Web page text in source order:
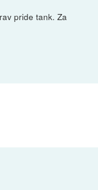
pride tank. Za